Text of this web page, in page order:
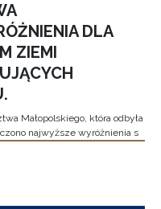
DLA
ZIEMI
Małopolskiego, która odbyła
najwyższe wyróżnienia s